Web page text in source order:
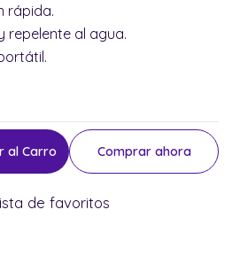
rápida.
repelente al agua.
al Carro Comprar ahora
de favoritos